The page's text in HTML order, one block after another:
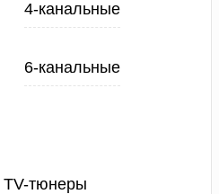
4-канальные
6-канальные
TV-тюнеры